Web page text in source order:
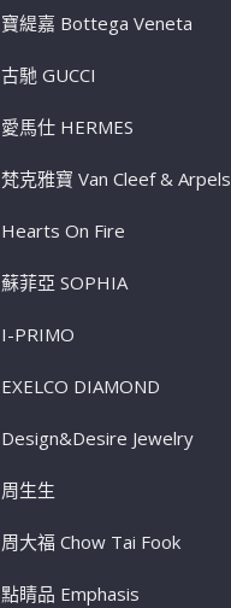
寶緹嘉 Bottega Veneta
古馳 GUCCI
愛馬仕 HERMES
梵克雅寶 Van Cleef & Arpels
Hearts On Fire
蘇菲亞 SOPHIA
I-PRIMO
EXELCO DIAMOND
Design&Desire Jewelry
周生生
周大福 Chow Tai Fook
點睛品 Emphasis